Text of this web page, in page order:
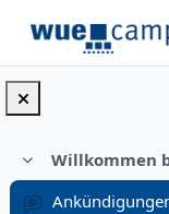
Replier